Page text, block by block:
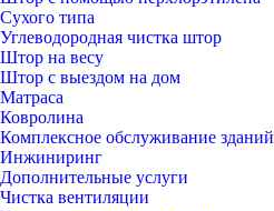
Сухого типа
Углеводородная чистка штор
Штор на весу
Штор с выездом на дом
Матраса
Ковролина
Комплексное обслуживание зданий
Инжиниринг
Дополнительные услуги
Чистка вентиляции